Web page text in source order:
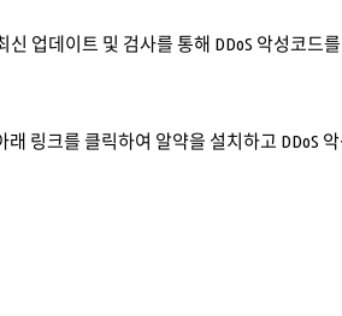
신 업데이트 및 검사를 통해 DDoS 악성코
링크를 클릭하여 알약을 설치하고 DDoS